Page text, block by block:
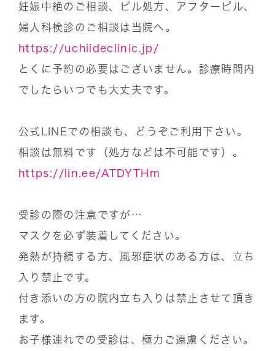
妊娠中絶のご相談、ピル処方、アフターピル、
婦人科検診のご相談は当院へ。
https://uchiideclinic.jp/
とくに予約の必要はございません。診療時間内
でしたらいつでも大丈夫です。
公式LINEでの相談も、どうぞご利用下さい。
相談は無料です（処方などは不可能です）。
https://lin.ee/ATDYTHm
受診の際の注意ですが…
マスクを必ず装着してください。
発熱が持続する方、風邪症状のある方は、立ち
入り禁止です。
付き添いの方の院内立ち入りは禁止させて頂き
ます。
お子様連れでの受診は、極力ご遠慮ください。